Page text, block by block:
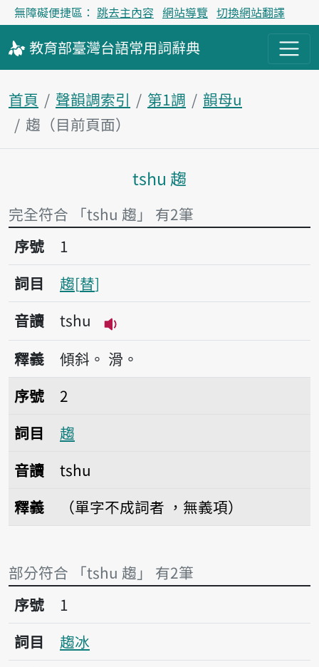
無障礙便捷區： 跳去主內容 網站導覽 切換網站翻譯
教育部臺灣台語常用詞辭典
首頁 聲韻調索引 第1調
韻母u
趨（目前頁面）
主內容區塊
tshu 趨
完全符合 「tshu 趨」 有2筆
序號1趨
序號
1
詞目
趨 替
音讀
tshu
播放音讀tshu
釋義 傾斜。 滑。
序號2趨
序號
2
詞目
趨
音讀
tshu
釋義
（單字不成詞者 ，無義項）
部分符合 「tshu 趨」 有2筆
序號1趨冰
序號
1
詞目
趨冰